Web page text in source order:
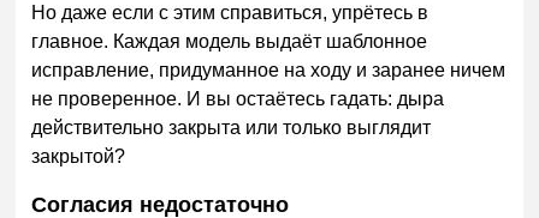
Но даже если с этим справиться, упрётесь в
главное. Каждая модель выдаёт шаблонное
исправление, придуманное на ходу и заранее ничем
не проверенное. И вы остаётесь гадать: дыра
действительно закрыта или только выглядит
закрытой?
Согласия недостаточно